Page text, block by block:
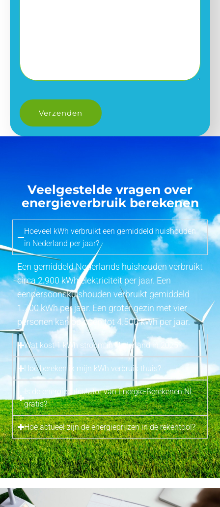
Veelgestelde vragen over
energieverbruik berekenen
Hoeveel kWh verbruikt een gemiddeld huishouden
in Nederland per jaar?
Een gemiddeld Nederlands huishouden verbruikt
circa 2.900 kWh elektriciteit per jaar. Een
eenpersoonskuishouden verbruikt gemiddeld
1.700 kWh per jaar. Een groter gezin met vier
personen kan oplopen tot 4.500 kWh per jaar.
Wat kost 1 kWh stroom in Nederland in 2025?
Hoe bereken ik mijn kWh verbruik thuis?
Is de energiecalculator van Energie-Berekenen.NL
gratis?
Hoe actueel zijn de energieprijzen in de rekentool?